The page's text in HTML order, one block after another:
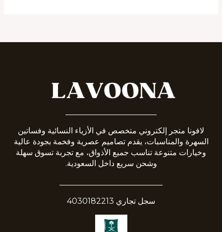
لافونا متجر إلكتروني متخصص في الأزياء النسائية وفساتين
السهرة والمناسبات، يقدم تصاميم عصرية وفخمة بجودة عالية
وخيارات متنوعة تناسب جميع الأذواق، مع تجربة تسوق سهلة
وشحن سريع داخل السعودية.
سجل تجاري 4030182213